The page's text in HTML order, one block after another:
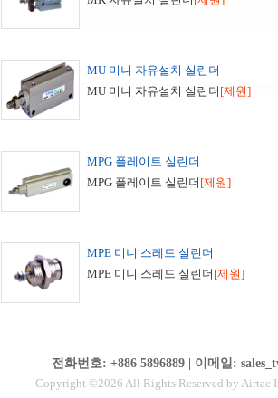
MU 미니 자유설치 실린더
MU 미니 자유설치 실린더 [제원]
MPG 플레이트 실린더
MPG 플레이트 실린더 [제원]
MPE 미니 스레드 실린더
MPE 미니 스레드 실린더 [제원]
전화번호: +886 5896889 | 이메일:
Copyright ©2026 All Rights Reserved by Airtac